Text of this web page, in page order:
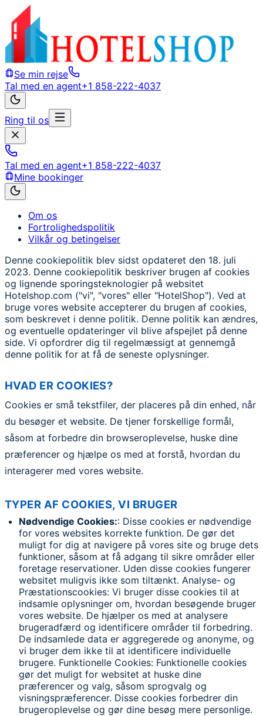
Se min rejse
Tal med en agent+1 858-222-4037
Ring til os
Tal med en agent+1 858-222-4037
Mine bookinger
Om os
Fortrolighedspolitik
Vilkår og betingelser
Denne cookiepolitik blev sidst opdateret den 18. juli
2023. Denne cookiepolitik beskriver brugen af cookies
og lignende sporingsteknologier på websitet
Hotelshop.com ("vi", "vores" eller "HotelShop"). Ved at
bruge vores website accepterer du brugen af cookies,
som beskrevet i denne politik. Denne politik kan ændres,
og eventuelle opdateringer vil blive afspejlet på denne
side. Vi opfordrer dig til regelmæssigt at gennemgå
denne politik for at få de seneste oplysninger.
HVAD ER COOKIES?
Cookies er små tekstfiler, der placeres på din enhed, når
du besøger et website. De tjener forskellige formål,
såsom at forbedre din browseroplevelse, huske dine
præferencer og hjælpe os med at forstå, hvordan du
interagerer med vores website.
TYPER AF COOKIES, VI BRUGER
Nødvendige Cookies:: Disse cookies er nødvendige
for vores websites korrekte funktion. De gør det
muligt for dig at navigere på vores site og bruge dets
funktioner, såsom at få adgang til sikre områder eller
foretage reservationer. Uden disse cookies fungerer
websitet muligvis ikke som tiltænkt. Analyse- og
Præstationscookies: Vi bruger disse cookies til at
indsamle oplysninger om, hvordan besøgende bruger
vores website. De hjælper os med at analysere
brugeradfærd og identificere områder til forbedring.
De indsamlede data er aggregerede og anonyme, og
vi bruger dem ikke til at identificere individuelle
brugere. Funktionelle Cookies: Funktionelle cookies
gør det muligt for websitet at huske dine
præferencer og valg, såsom sprogvalg og
visningspræferencer. Disse cookies forbedrer din
brugeroplevelse og gør dine besøg mere personlige.